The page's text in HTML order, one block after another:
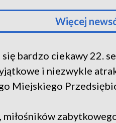
Więcej
się bardzo ciekawy 22.
i niezwykle
Miejskiego
miłośników